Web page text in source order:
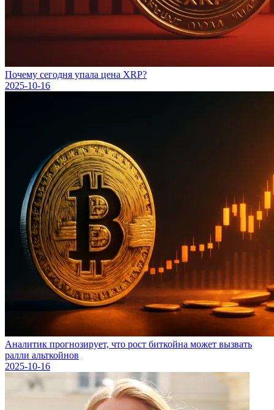
Почему сегодня упала цена XRP?
2025-10-16
Аналитик прогнозирует, что рост биткойна может вызвать
ралли альткойнов
2025-10-16